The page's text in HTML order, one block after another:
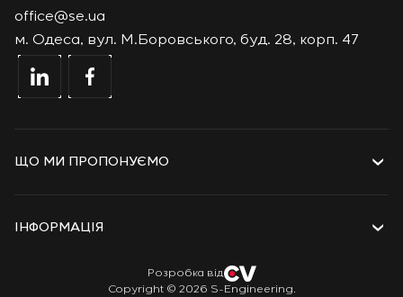
office@se.ua
м. Одеса, вул. М.Боровського, буд. 28, корп. 47
ЩО МИ ПРОПОНУЄМО
Рішення
ІНФОРМАЦІЯ
Copyright © 2026 S-Engineering.
Розробка від